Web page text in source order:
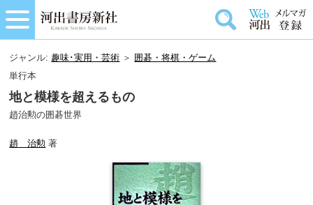
ジャンル: 趣味･実用・芸術 ＞ 囲碁・将棋・ゲーム
単行本
地と模様を超えるもの
趙治勲の囲碁世界
趙 治勲 著